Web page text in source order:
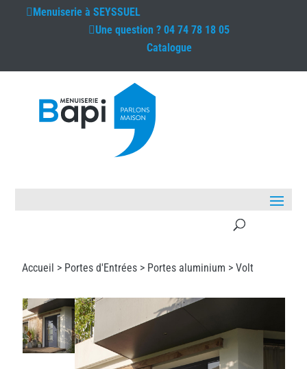
Menuiserie àSEYSSUEL
Une question ? 04 74 78 18 05
Catalogue
Accueil > Portes d'Entrées > Portes aluminium > Volt